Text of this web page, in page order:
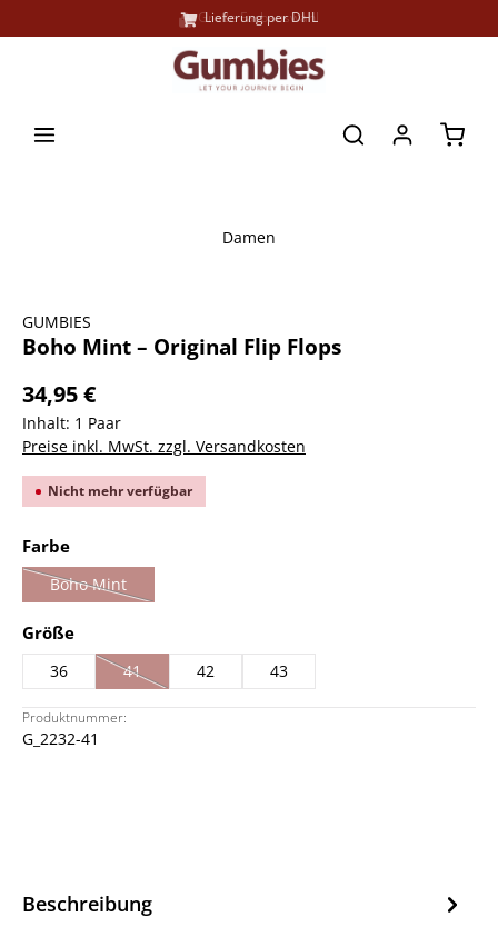
Große Farbauswahl
Lieferung per DHL
Damen
GUMBIES
Boho Mint – Original Flip Flops
34,95 €
Inhalt: 1 Paar
Preise inkl. MwSt. zzgl. Versandkosten
Nicht mehr verfügbar
Farbeauswählen
Boho Mint
(Diese Option ist zurzeit nicht verfügbar.)
Größeauswählen
36 41
(Diese Option ist zurzeit nicht verfügbar.)
42 43
Produktnummer:
G_2232-41
Beschreibung